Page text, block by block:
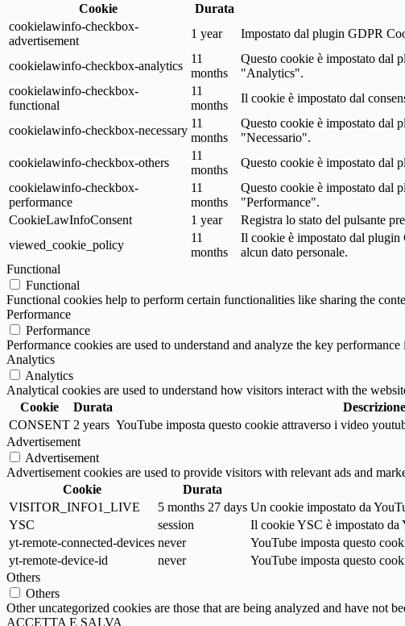
Cookie
Durata
cookielawinfo-checkbox-
advertisement
1 year Impostato dal plugin GDPR
cookielawinfo-checkbox-analytics
11
months
Questo cookie è impostato dal
"Analytics".
cookielawinfo-checkbox-
functional
11
months
Il cookie è impostato dal
cookielawinfo-checkbox-necessary
11
months
Questo cookie è impostato dal
"Necessario".
cookielawinfo-checkbox-others
11
months
Questo cookie è impostato dal
cookielawinfo-checkbox-
performance
11
months
Questo cookie è impostato dal
"Performance".
CookieLawInfoConsent
1 year
Registra lo stato del pulsante
viewed_cookie_policy
11
months
Il cookie è impostato dal plugin
alcun dato personale.
Functional
Functional
Functional cookies help to perform certain functionalities like sharing the
Performance
Performance
Performance cookies are used to understand and analyze the key
Analytics
Analytics
Analytical cookies are used to understand how visitors interact with the
Cookie
Durata
Descrizione
CONSENT 2 years YouTube imposta questo cookie attraverso i video
Advertisement
Advertisement
Advertisement cookies are used to provide visitors with relevant ads and
Cookie
Durata
VISITOR_INFO1_LIVE
5 months 27 days Un cookie impostato da
YSC
session
Il cookie YSC è impostato da
yt-remote-connected-devices never
YouTube imposta questo
yt-remote-device-id
never
YouTube imposta questo
Others
Others
Other uncategorized cookies are those that are being analyzed and have not
ACCETTA E SALVA